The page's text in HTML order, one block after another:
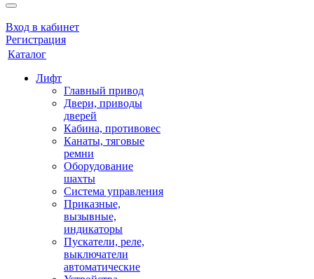
Вход в кабинет
Регистрация
Каталог
Лифт
Главный привод
Двери, приводы
дверей
Кабина, противовес
Канаты, тяговые
ремни
Оборудование
шахты
Система управления
Приказные,
вызывные,
индикаторы
Пускатели, реле,
выключатели
автоматические